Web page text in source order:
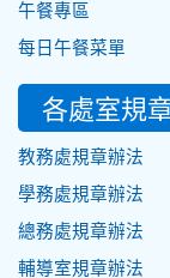
午餐專區
每日午餐菜單
各處室規
教務處規章辦法
學務處規章辦法
總務處規章辦法
輔導室規章辦法